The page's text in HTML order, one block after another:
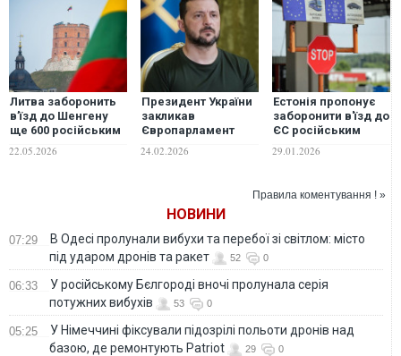
Литва заборонить
в’їзд до Шенгену
ще 600 російським
війни проти України
22.05.2026
Президент України
закликав
Європарламент
ЄС російським
24.02.2026
Естонія пропонує
заборонити в'їзд до
ЄС російським
проти України
29.01.2026
Правила коментування ! »
НОВИНИ
07:29
В Одесі пролунали вибухи та перебої зі світлом: місто
під ударом дронів та ракет
52 0
06:33
У російському Бєлгороді вночі пролунала серія
потужних вибухів
53 0
05:25
У Німеччині фіксували підозрілі польоти дронів над
базою, де ремонтують Patriot
29 0